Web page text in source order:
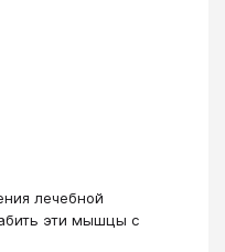
лечебной
эти мышцы с